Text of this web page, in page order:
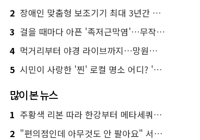
2 장애인 맞춤형 보조기기 최대 3년간 무상 대여…삶의 질 높인다
3 걸을 때마다 아픈 '족저근막염'…무작정 참지 말고 '이것' 해보세요!
4 먹거리부터 야경 라이브까지…망원한강공원 알짜 코스
5 시민이 사랑한 '찐' 로컬 명소 어디? '서울에디션25' 추천 코스
많이 본 뉴스
1 주황색 리본 따라 한강부터 메타세쿼이아 숲길까지…서울둘레길 15코스
2 "편의점인데 아무것도 안 팔아요" 서울에서 가장 특별한 편의점의 정체